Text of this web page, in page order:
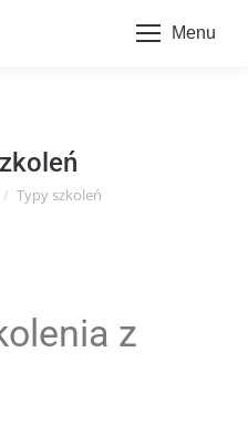
Menu
Typy szkoleń
z